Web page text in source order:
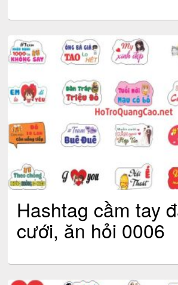
Hashtag cầm tay
cưới, ăn hỏi 0006